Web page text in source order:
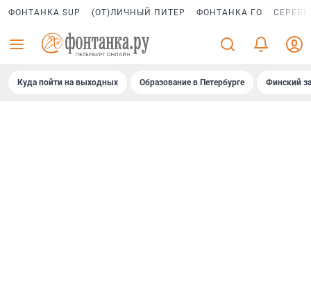
ФОНТАНКА SUP (ОТ)ЛИЧНЫЙ ПИТЕР ФОНТАНКА ГО
Куда пойти на выходных Образование в Петербурге Финский